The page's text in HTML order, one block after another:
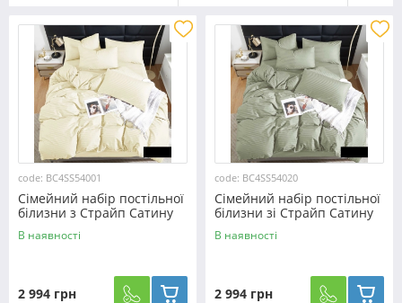
code: BC4SS54001
Сімейний набір постільної
білизни з Страйп Сатину
№54001
В наявності
2 994 грн
code: BC4SS54020
Сімейний набір постільної
білизни зі Страйп Сатину
№54020
В наявності
2 994 грн